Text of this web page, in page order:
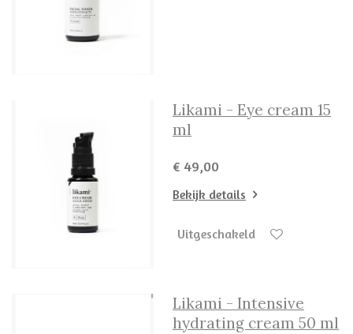
Likami - Eye cream 15
ml
€ 49,00
Bekijk details
Uitgeschakeld
Likami - Intensive
hydrating cream 50 ml